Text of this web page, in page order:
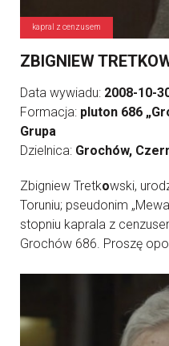
kapral z cenzusem
ZBIGNIEW
Data wywiadu: 2008-10-
Formacja: pluton 686
Grupa
Dzielnica: Grochów,
Zbigniew Tretkowski,
Toruniu; pseudonim
stopniu kaprala z
Grochów 686. Proszę